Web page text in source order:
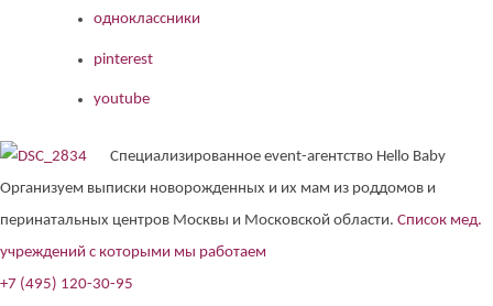
одноклассники
pinterest
youtube
Специализированное event-агентство Hello Baby
Организуем выписки новорожденных и их мам из роддомов и
перинатальных центров Москвы и Московской области. Список мед.
учреждений с которыми мы работаем
+7 (495) 120-30-95